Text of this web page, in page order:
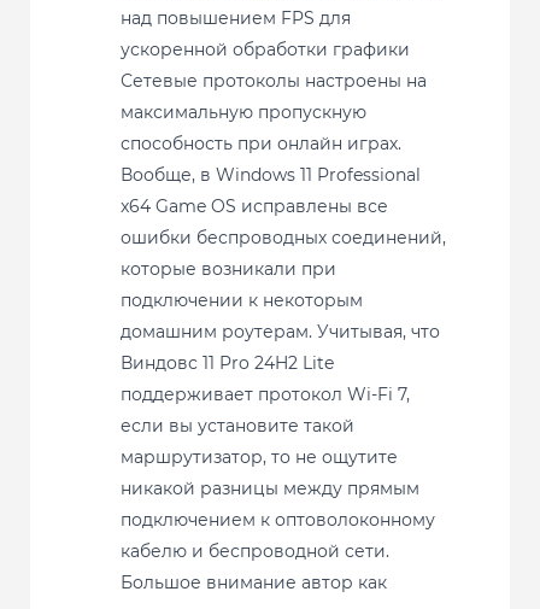
над повышением FPS для
ускоренной обработки графики
Сетевые протоколы настроены на
максимальную пропускную
способность при онлайн играх.
Вообще, в Windows 11 Professional
x64 Game OS исправлены все
ошибки беспроводных соединений,
которые возникали при
подключении к некоторым
домашним роутерам. Учитывая, что
Виндовс 11 Pro 24H2 Lite
поддерживает протокол Wi-Fi 7,
если вы установите такой
маршрутизатор, то не ощутите
никакой разницы между прямым
подключением к оптоволоконному
кабелю и беспроводной сети.
Большое внимание автор как